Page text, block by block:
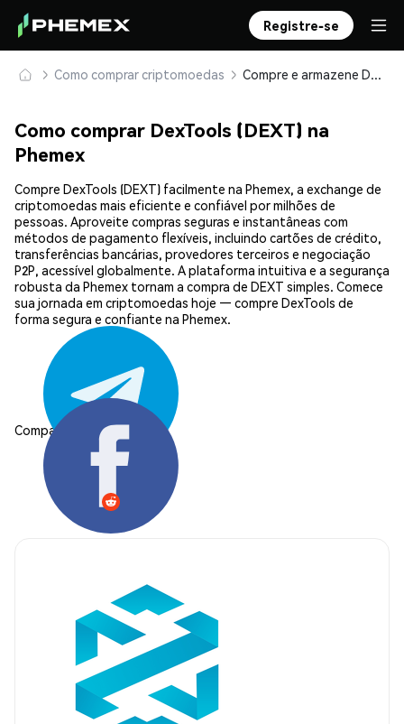
Registre-se
Como comprar criptomoedas Compre e armazene DexTools (DEXT) com segurança
Como comprar DexTools (DEXT) na
Phemex
Compre DexTools (DEXT) facilmente na Phemex, a exchange de
criptomoedas mais eficiente e confiável por milhões de
pessoas. Aproveite compras seguras e instantâneas com
métodos de pagamento flexíveis, incluindo cartões de crédito,
transferências bancárias, provedores terceiros e negociação
P2P, acessível globalmente. A plataforma intuitiva e a segurança
robusta da Phemex tornam a compra de DEXT simples. Comece
sua jornada em criptomoedas hoje — compre DexTools de
forma segura e confiante na Phemex.
Compartilhar: